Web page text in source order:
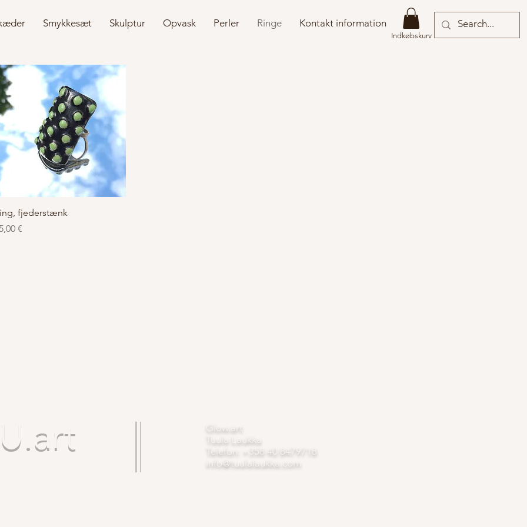
Smykkesæt Skulptur Opvask Perler Ringe Kontakt information
Indkøbskurv
Hurtigvisning
fjederstænk
€
Glow.art
Tuula Laukka
Telefon: +358 40 8479718
info@tuulalaukka.com